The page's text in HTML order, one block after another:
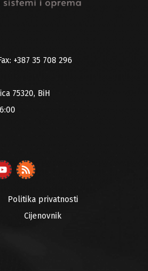
+387 35 708 296
75320, BiH
Politika privatnosti
Cijenovnik